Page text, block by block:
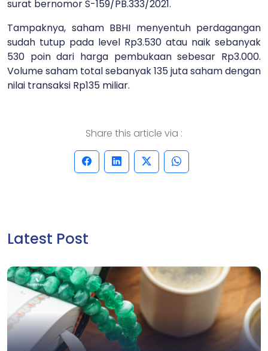
surat bernomor S-159/PB.333/2021.
Tampaknya, saham BBHI menyentuh perdagangan
sudah tutup pada level Rp3.530 atau naik sebanyak
530 poin dari harga pembukaan sebesar Rp3.000.
Volume saham total sebanyak 135 juta saham dengan
nilai transaksi Rp135 miliar.
Share this article via :
Latest Post